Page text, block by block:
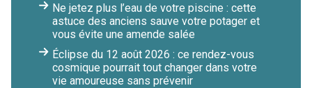
Ne jetez plus l’eau de votre piscine : cette
astuce des anciens sauve votre potager et
vous évite une amende salée
Éclipse du 12 août 2026 : ce rendez-vous
cosmique pourrait tout changer dans votre
vie amoureuse sans prévenir